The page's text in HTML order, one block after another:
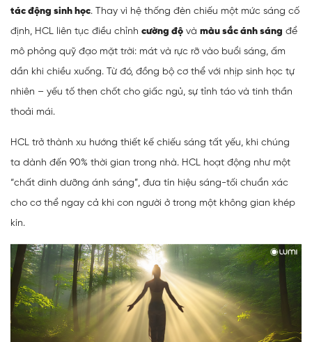
tác động sinh học. Thay vì hệ thống đèn chiếu một mức sáng cố
định, HCL liên tục điều chỉnh cường độ và màu sắc ánh sáng để
mô phỏng quỹ đạo mặt trời: mát và rực rỡ vào buổi sáng, ấm
dần khi chiều xuống. Từ đó, đồng bộ cơ thể với nhịp sinh học tự
nhiên – yếu tố then chốt cho giấc ngủ, sự tỉnh táo và tinh thần
thoải mái.
HCL trở thành xu hướng thiết kế chiếu sáng tất yếu, khi chúng
ta dành đến 90% thời gian trong nhà. HCL hoạt động như một
“chất dinh dưỡng ánh sáng”, đưa tín hiệu sáng-tối chuẩn xác
cho cơ thể ngay cả khi con người ở trong một không gian khép
kín.